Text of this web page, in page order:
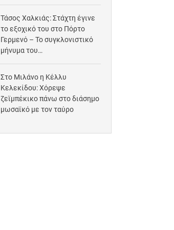
Τάσος Χαλκιάς: Στάχτη έγινε
το εξοχικό του στο Πόρτο
Γερμενό – Το συγκλονιστικό
μήνυμα του…
Στο Μιλάνο η Κέλλυ
Κελεκίδου: Χόρεψε
ζεϊμπέκικο πάνω στο διάσημο
μωσαϊκό με τον ταύρο